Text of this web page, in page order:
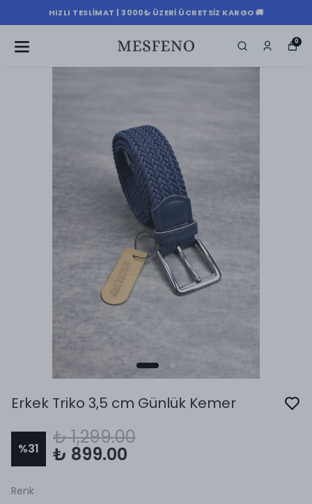
HIZLI TESLIMAT | 3000₺ ÜZERI ÜCRETSIZ KARGO 🚚
0
Erkek Triko 3,5 cm Günlük Kemer
%31
₺ 1,299.00
₺ 899.00
Renk